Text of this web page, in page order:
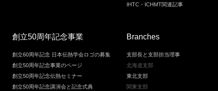
IHTC・ICHMT関連記事
創立50周年記念事業
創立60周年記念 日本伝熱学会ロゴの募集
創立50周年記念事業のページ
創立50周年記念伝熱セミナー
創立50周年記念講演会と記念式典
Branches
支部長と支部担当理事
北海道支部
東北支部
関東支部